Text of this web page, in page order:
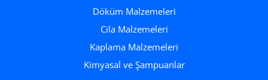
Döküm Malzemeleri
Cila Malzemeleri
Kaplama Malzemeleri
Kimyasal ve Şampuanlar